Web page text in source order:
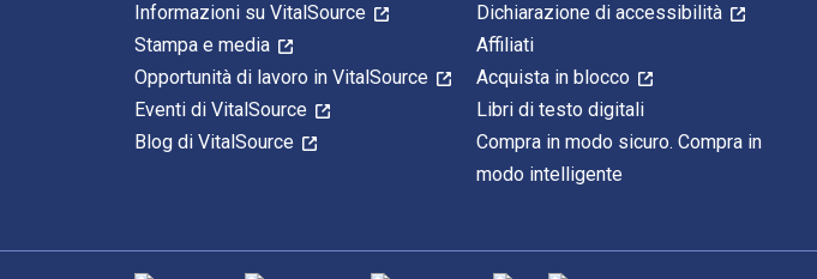
Informazioni su VitalSource
Stampa e media
Opportunità di lavoro in VitalSource
Eventi di VitalSource
Blog di VitalSource
Dichiarazione di accessibilità
Affiliati
Acquista in blocco
Libri di testo digitali
Compra in modo sicuro. Compra in
modo intelligente